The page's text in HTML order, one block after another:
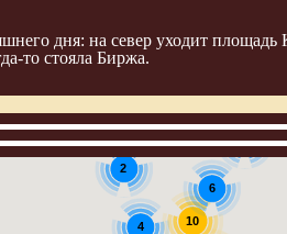
дня: на север уходит
то стояла Биржа.
10
6
4
2
4